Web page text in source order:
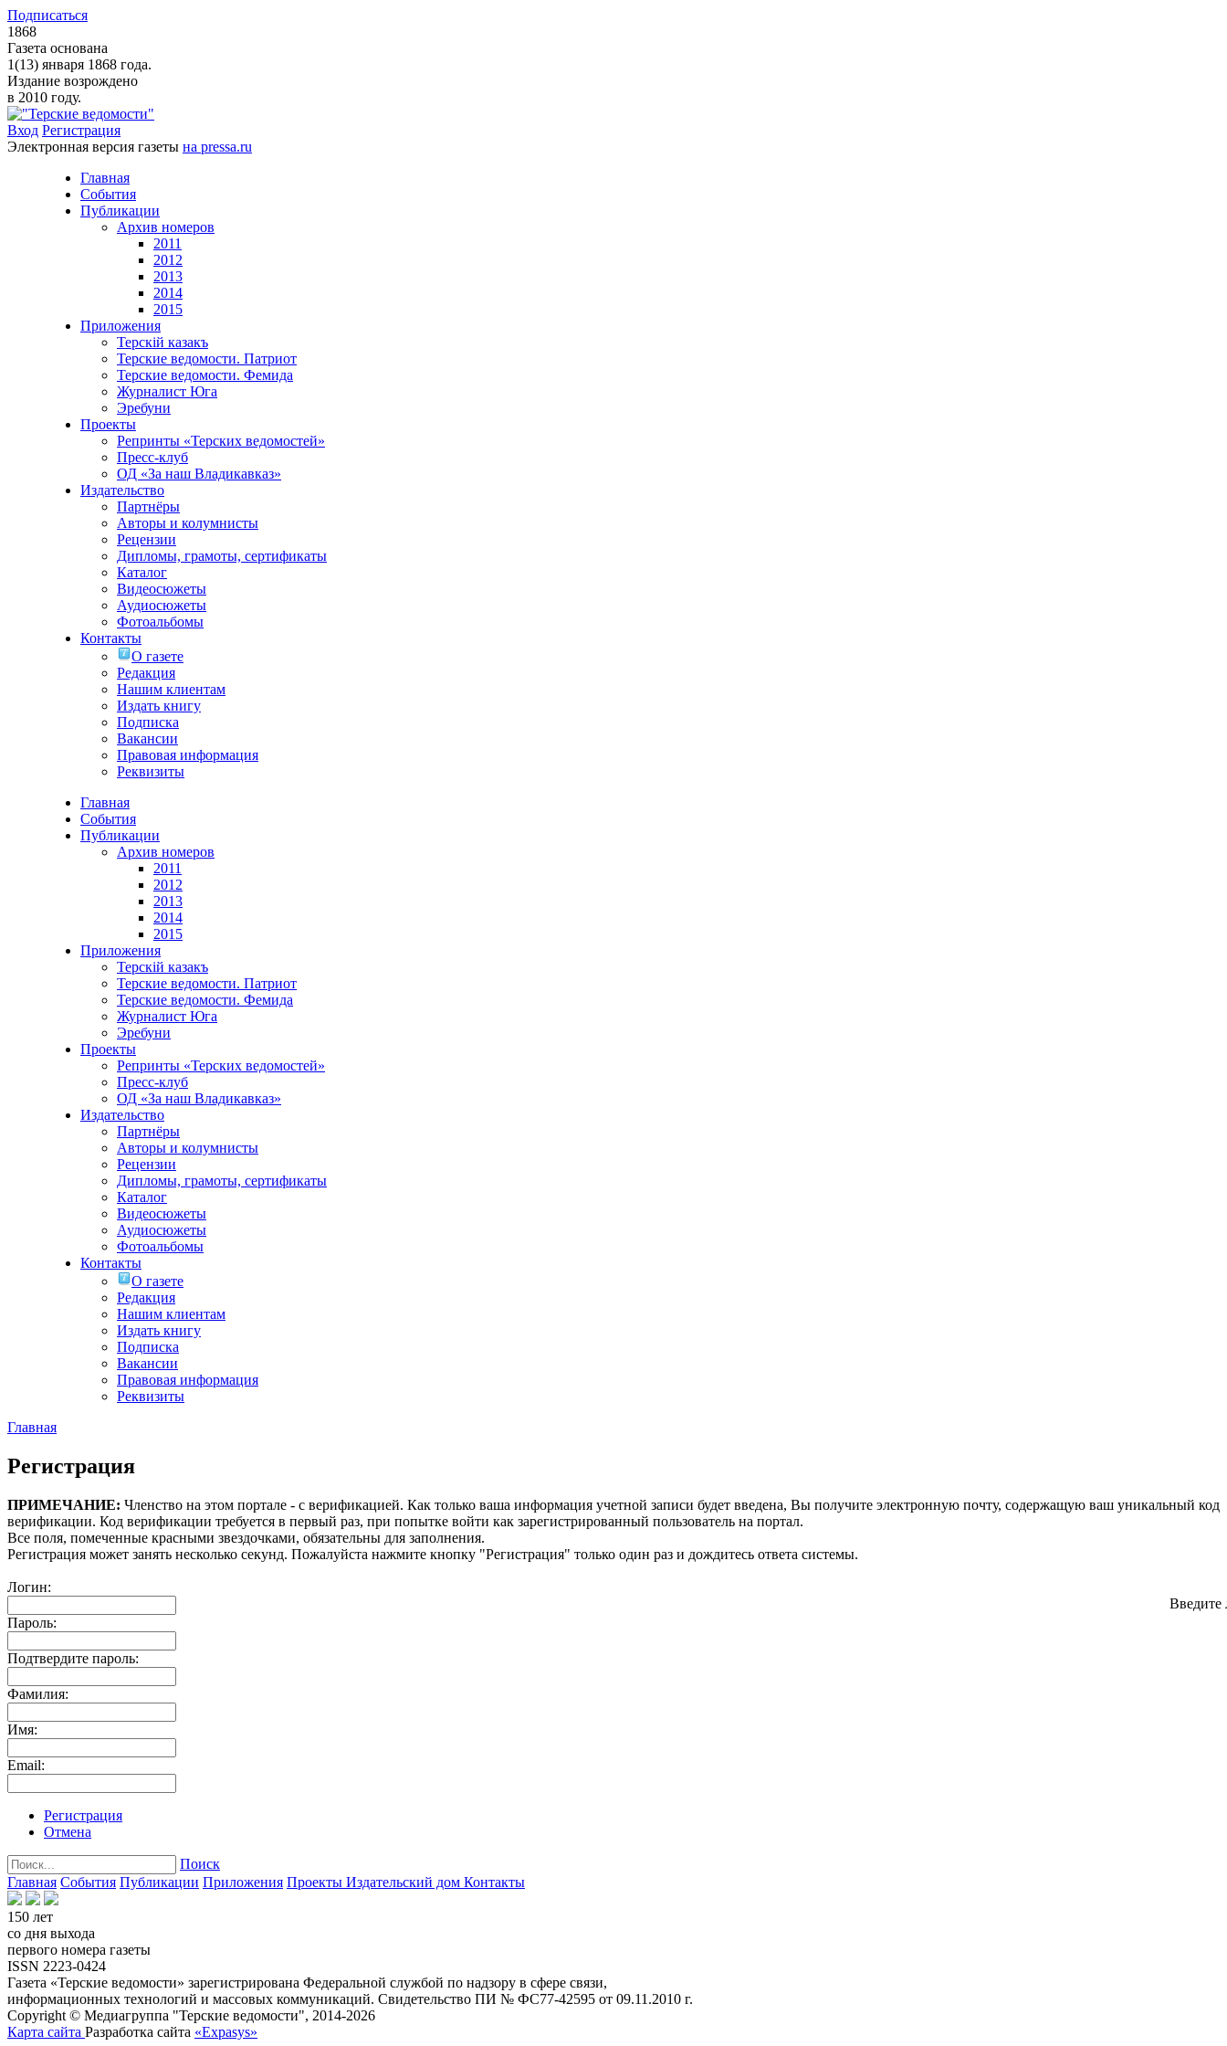
Подписаться
1868
Газета основана
1(13) января 1868 года.
Издание возрождено
в 2010 году.
Вход Регистрация
Электронная версия газеты на pressa.ru
Главная
События
Публикации
Архив номеров
2011
2012
2013
2014
2015
Приложения
Терскiй казакъ
Терские ведомости. Патриот
Терские ведомости. Фемида
Журналист Юга
Эребуни
Проекты
Репринты «Терских ведомостей»
Пресс-клуб
ОД «За наш Владикавказ»
Издательство
Партнёры
Авторы и колумнисты
Рецензии
Дипломы, грамоты, сертификаты
Каталог
Видеосюжеты
Аудиосюжеты
Фотоальбомы
Контакты
О газете
Редакция
Нашим клиентам
Издать книгу
Подписка
Вакансии
Правовая информация
Реквизиты
Главная
События
Публикации
Архив номеров
2011
2012
2013
2014
2015
Приложения
Терскiй казакъ
Терские ведомости. Патриот
Терские ведомости. Фемида
Журналист Юга
Эребуни
Проекты
Репринты «Терских ведомостей»
Пресс-клуб
ОД «За наш Владикавказ»
Издательство
Партнёры
Авторы и колумнисты
Рецензии
Дипломы, грамоты, сертификаты
Каталог
Видеосюжеты
Аудиосюжеты
Фотоальбомы
Контакты
О газете
Редакция
Нашим клиентам
Издать книгу
Подписка
Вакансии
Правовая информация
Реквизиты
Главная
Регистрация
ПРИМЕЧАНИЕ: Членство на этом портале - с верификацией. Как только ваша информация учетной записи будет введена, Вы получите электронную почту, содержащую ваш уникальный код
верификации. Код верификации требуется в первый раз, при попытке войти как зарегистрированный пользователь на портал.
Все поля, помеченные красными звездочками, обязательны для заполнения.
Регистрация может занять несколько секунд. Пожалуйста нажмите кнопку "Регистрация" только один раз и дождитесь ответа системы.
Логин:
Введите
Пароль:
Подтвердите пароль:
Фамилия:
Имя:
Email:
Регистрация
Отмена
Поиск
Главная События Публикации Приложения Проекты Издательский дом Контакты
150 лет
со дня выхода
первого номера газеты
ISSN 2223-0424
Газета «Терские ведомости» зарегистрирована Федеральной службой по надзору в сфере связи,
информационных технологий и массовых коммуникаций. Свидетельство ПИ № ФС77-42595 от 09.11.2010 г.
Copyright © Медиагруппа "Терские ведомости", 2014-2026
Карта сайта Разработка сайта «Expasys»